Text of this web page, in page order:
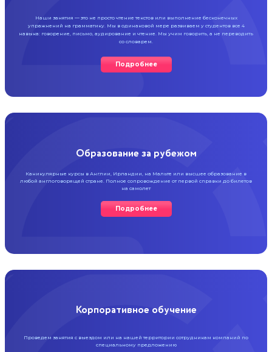
Наши занятия — это не просто чтение текстов или выполнение бесконечных
упражнений на грамматику. Мы в одинаковой мере развиваем у студентов все 4
навыка: говорение, письмо, аудирование и чтение. Мы учим говорить, а не переводить
со словарем.
Подробнее
Образование за рубежом
Каникулярные курсы в Англии, Ирландии, на Мальте или высшее образование в
любой англоговорящей стране. Полное сопровождение от первой справки до билетов
на самолет
Подробнее
Корпоративное обучение
Проведем занятия с выездом или на нашейтерритории сотрудникам компаний по
специальному предложению